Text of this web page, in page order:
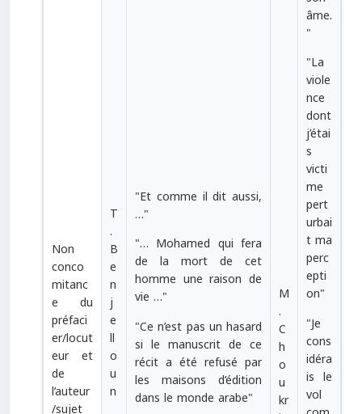
Non
conco
mitanc
e du
préfaci
er/locut
eur et
de
l’auteur
T
.
B
e
n
j
e
ll
o
u
n
"Et comme il dit aussi,
…"
"… Mohamed qui fera
de la mort de cet
homme une raison de
vie …"
"Ce n’est pas un hasard
si le manuscrit de ce
récit a été refusé par
les maisons d’édition
dans le monde arabe"
M
.
C
h
o
u
kr
âme.
"
"La
viole
nce
dont
j’étai
s
victi
me
pert
urbai
t ma
perc
epti
on"
"Je
cons
idéra
is le
vol